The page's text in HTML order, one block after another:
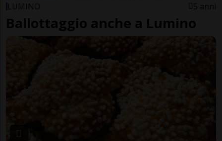
LUMINO 5 anni
Ballottaggio anche a Lumino